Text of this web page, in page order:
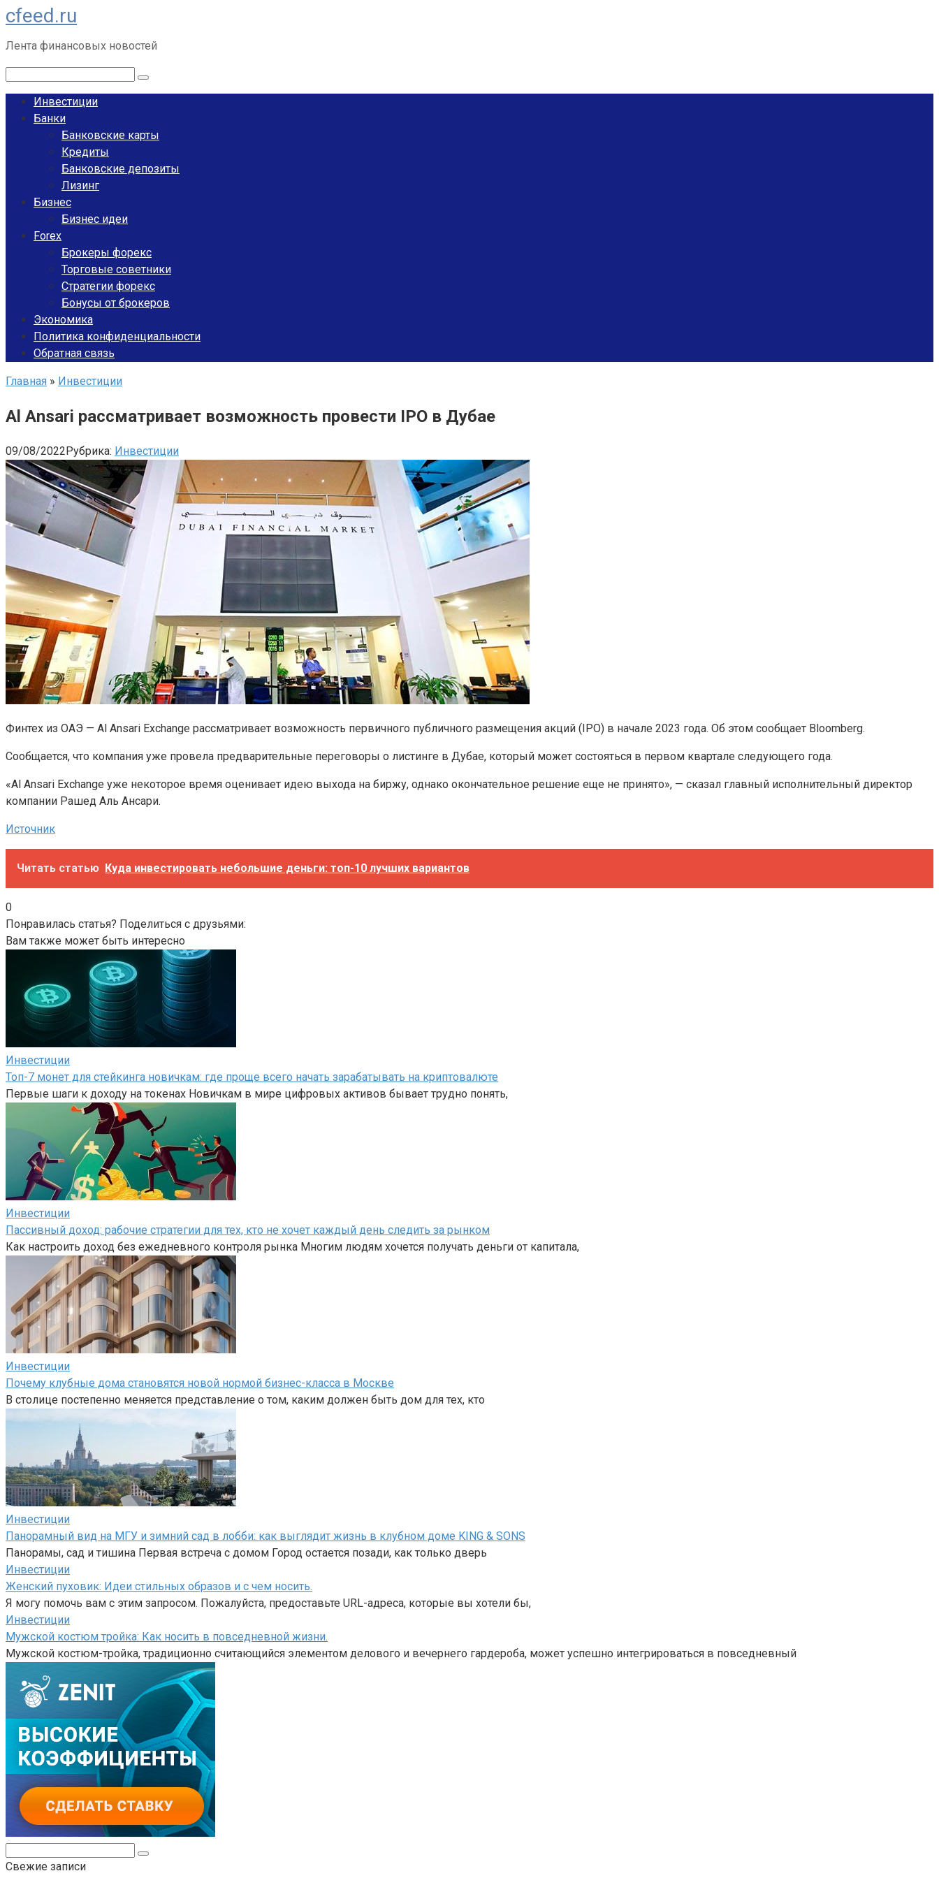
Перейти
к
контенту
cfeed.ru
Лента финансовых новостей
Инвестиции
Банки
Банковские карты
Кредиты
Банковские депозиты
Лизинг
Бизнес
Бизнес идеи
Forex
Брокеры форекс
Торговые советники
Стратегии форекс
Бонусы от брокеров
Экономика
Политика конфиденциальности
Обратная связь
Главная » Инвестиции
Al Ansari рассматривает возможность провести IPO в Дубае
09/08/2022Рубрика: Инвестиции
Финтех из ОАЭ — Al Ansari Exchange рассматривает возможность первичного публичного размещения акций (IPO) в начале 2023 года. Об этом сообщает Bloomberg.
Сообщается, что компания уже провела предварительные переговоры о листинге в Дубае, который может состояться в первом квартале следующего года.
«Al Ansari Exchange уже некоторое время оценивает идею выхода на биржу, однако окончательное решение еще не принято», — сказал главный исполнительный директор
компании Рашед Аль Ансари.
Источник
Читать статью Куда инвестировать небольшие деньги: топ-10 лучших вариантов
0
Понравилась статья? Поделиться с друзьями:
Вам также может быть интересно
Инвестиции
Топ-7 монет для стейкинга новичкам: где проще всего начать зарабатывать на криптовалюте
Первые шаги к доходу на токенах Новичкам в мире цифровых активов бывает трудно понять,
Инвестиции
Пассивный доход: рабочие стратегии для тех, кто не хочет каждый день следить за рынком
Как настроить доход без ежедневного контроля рынка Многим людям хочется получать деньги от капитала,
Инвестиции
Почему клубные дома становятся новой нормой бизнес-класса в Москве
В столице постепенно меняется представление о том, каким должен быть дом для тех, кто
Инвестиции
Панорамный вид на МГУ и зимний сад в лобби: как выглядит жизнь в клубном доме KING & SONS
Панорамы, сад и тишина Первая встреча с домом Город остается позади, как только дверь
Инвестиции
Женский пуховик: Идеи стильных образов и с чем носить.
Я могу помочь вам с этим запросом. Пожалуйста, предоставьте URL-адреса, которые вы хотели бы,
Инвестиции
Мужской костюм тройка: Как носить в повседневной жизни.
Мужской костюм-тройка, традиционно считающийся элементом делового и вечернего гардероба, может успешно интегрироваться в повседневный
Свежие записи